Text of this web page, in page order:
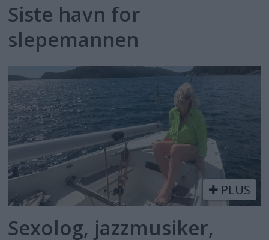
Siste havn for
slepemannen
PLUS
Sexolog, jazzmusiker,